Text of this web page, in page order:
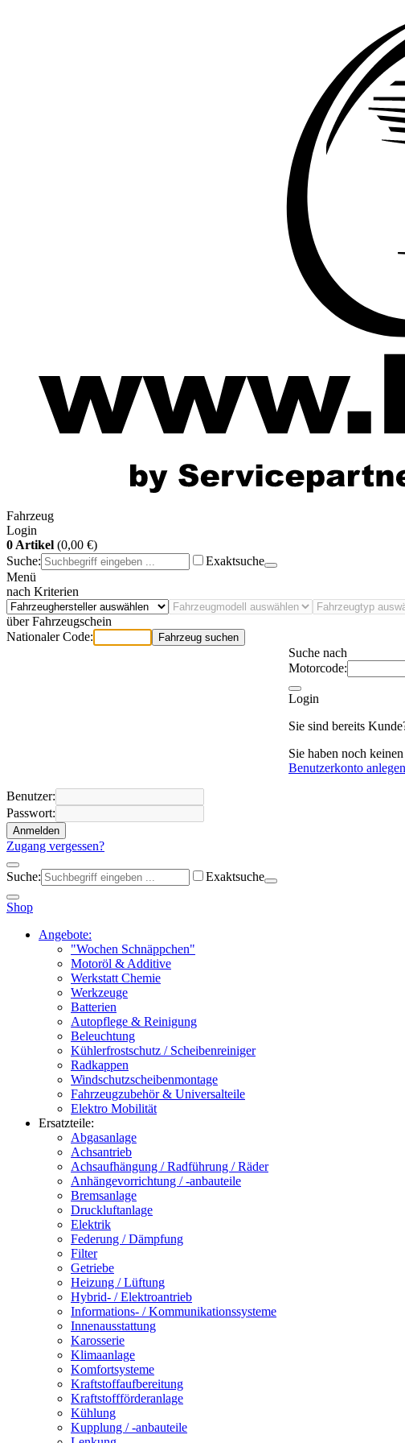
Fahrzeug
Login
0 Artikel (0,00 €)
Suche:
Exaktsuche
Menü
nach Kriterien
über Fahrzeugschein
Nationaler Code:
Fahrzeug suchen
Suche nach
Motorcode:
Login
Sie sind bereits
Sie haben noch
Benutzerkonto anlegen
Benutzer:
Passwort:
Anmelden
Zugang vergessen?
Suche: Exaktsuche
Shop
Angebote:
"Wochen Schnäppchen"
Motoröl & Additive
Werkstatt Chemie
Werkzeuge
Batterien
Autopflege & Reinigung
Beleuchtung
Kühlerfrostschutz / Scheibenreiniger
Radkappen
Windschutzscheibenmontage
Fahrzeugzubehör & Universalteile
Elektro Mobilität
Ersatzteile:
Abgasanlage
Achsantrieb
Achsaufhängung / Radführung / Räder
Anhängevorrichtung / -anbauteile
Bremsanlage
Druckluftanlage
Elektrik
Federung / Dämpfung
Filter
Getriebe
Heizung / Lüftung
Hybrid- / Elektroantrieb
Informations- / Kommunikationssysteme
Innenausstattung
Karosserie
Klimaanlage
Komfortsysteme
Kraftstoffaufbereitung
Kraftstoffförderanlage
Kühlung
Kupplung / -anbauteile